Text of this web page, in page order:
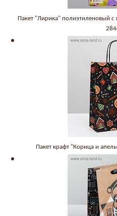
Пакет "Лирика" полиэтиленовый
Пакет крафт "Корица и